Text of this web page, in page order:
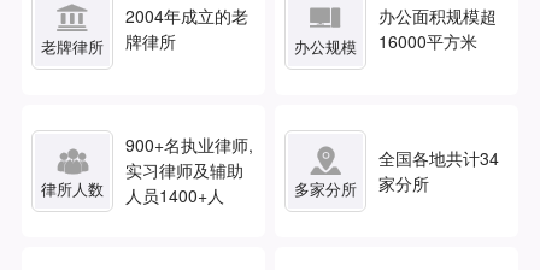

老牌律所
2004年成立的老
牌律所

办公规模
办公面积规模超
16000平方米

律所人数
900+名执业律师,
实习律师及辅助
人员1400+人

多家分所
全国各地共计34
家分所